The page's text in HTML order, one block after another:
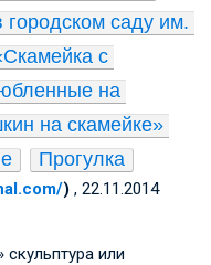
саду им.
с
на
на скамейке»
Прогулка
) , 22.11.2014
или